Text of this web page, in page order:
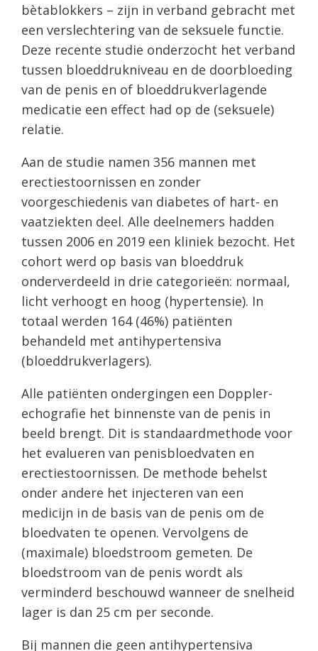
bètablokkers – zijn in verband gebracht met
een verslechtering van de seksuele functie.
Deze recente studie onderzocht het verband
tussen bloeddrukniveau en de doorbloeding
van de penis en of bloeddrukverlagende
medicatie een effect had op de (seksuele)
relatie.
Aan de studie namen 356 mannen met
erectiestoornissen en zonder
voorgeschiedenis van diabetes of hart- en
vaatziekten deel. Alle deelnemers hadden
tussen 2006 en 2019 een kliniek bezocht. Het
cohort werd op basis van bloeddruk
onderverdeeld in drie categorieën: normaal,
licht verhoogt en hoog (hypertensie). In
totaal werden 164 (46%) patiënten
behandeld met antihypertensiva
(bloeddrukverlagers).
Alle patiënten ondergingen een Doppler-
echografie het binnenste van de penis in
beeld brengt. Dit is standaardmethode voor
het evalueren van penisbloedvaten en
erectiestoornissen. De methode behelst
onder andere het injecteren van een
medicijn in de basis van de penis om de
bloedvaten te openen. Vervolgens de
(maximale) bloedstroom gemeten. De
bloedstroom van de penis wordt als
verminderd beschouwd wanneer de snelheid
lager is dan 25 cm per seconde.
Bij mannen die geen antihypertensiva